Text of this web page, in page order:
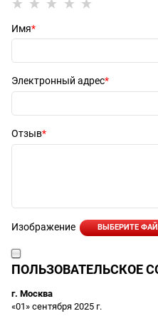
Имя
Электронный адрес
Отзыв
Изображение ВЫБЕРИТЕ
ПОЛЬЗОВАТЕЛЬСКОЕ
г. Москва
«01» сентября 2025 г.